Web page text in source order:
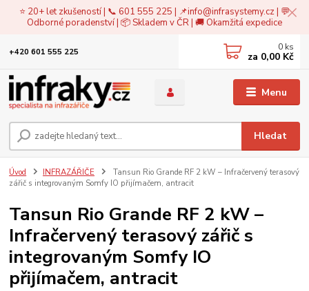
⭐ 20+ let zkušeností | 📞 601 555 225 | 📌info@infrasystemy.cz| 💬
Odborné poradenství | 📦 Skladem v ČR | 🚚 Okamžitá expedice
Menu
Hledat
+420 601 555 225 0 ks
za 0,00 Kč
Úvod INFRAZÁŘIČE
Tansun Rio Grande RF 2 kW – Infračervený terasový
zářič s integrovaným Somfy IO přijímačem, antracit
Tansun Rio Grande RF 2 kW –
Infračervený terasový zářič s
integrovaným Somfy IO
přijímačem, antracit